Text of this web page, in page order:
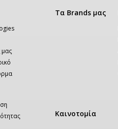
μας
Τα Brands μας
Καινοτομία